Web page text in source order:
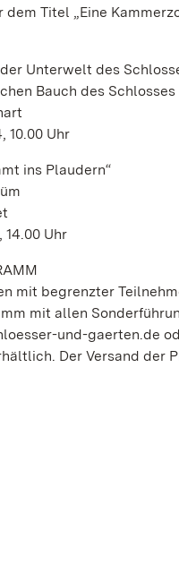
Titel „Eine
Unterwelt des
Bauch des Schlosses
10.00 Uhr
ins Plaudern“
14.00 Uhr
mit begrenzter
mit allen
und-gaerten.de
Der Versand der